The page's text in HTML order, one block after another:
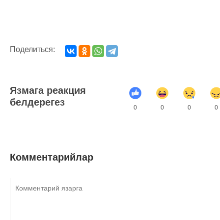
Поделиться:
Язмага реакция
белдерегез
0 0 0 0
Комментарийлар